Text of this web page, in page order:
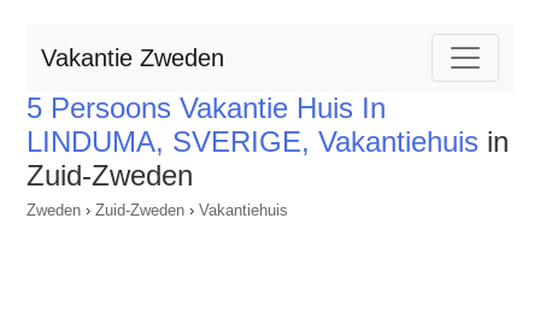
Vakantie Zweden
5 Persoons Vakantie Huis In
LINDUMA, SVERIGE, Vakantiehuis in
Zuid-Zweden
Zweden › Zuid-Zweden › Vakantiehuis